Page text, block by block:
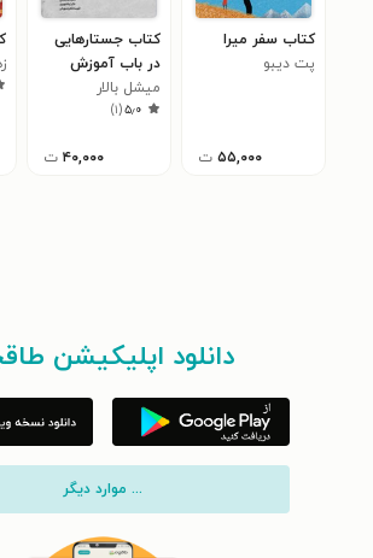
کتاب سفر میرا
پت دیبو
۵۵,۰۰۰ ت
کتاب جستارهایی
در باب آموزش
ترجمه در دانشگاه
میشل بالار
۵٫۰(۱)
۴۰,۰۰۰ ت
دانلود اپلیکیشن
... موارد دیگر